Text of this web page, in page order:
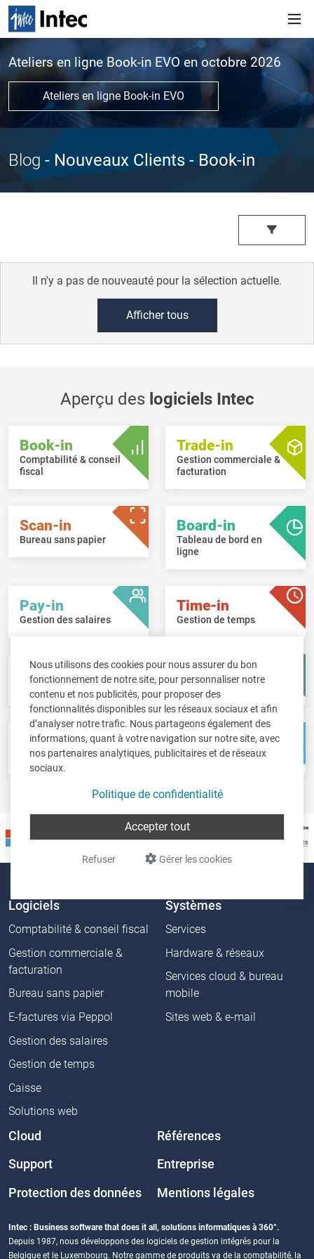
Nous utilisons des cookies pour nous assurer du bon
fonctionnement de notre site, pour personnaliser notre
contenu et nos publicités, pour proposer des
fonctionnalités disponibles sur les réseaux sociaux et afin
d’analyser notre trafic. Nous partageons également des
informations, quant à votre navigation sur notre site, avec
nos partenaires analytiques, publicitaires et de réseaux
sociaux.
Politique de confidentialité
Gérer les cookies
Refuser
Accepter tout
Ateliers en ligne Book-in EVO en octobre 2026
Ateliers en ligne Book-in EVO
Blog - Nouveaux Clients- Book-in
Il n'y a pas de nouveauté pour la sélection actuelle.
Afficher tous
Aperçu des logiciels Intec
Book-in
Comptabilité & conseil
fiscal
Trade-in
Gestion commerciale &
facturation
Scan-in
Bureau sans papier
Board-in
Tableau de bord en
ligne
Pay-in
Gestion des salaires
Time-in
Gestion de temps
Fisc-in
Déclarations fiscales
Account-in
Comptes annuels
Pos-in
Caisse
Net-in
Solutions web
Logiciels
Comptabilité & conseil fiscal
Gestion commerciale &
facturation
Bureau sans papier
E-factures via Peppol
Gestion des salaires
Gestion de temps
Caisse
Solutions web
Systèmes
Services
Hardware & réseaux
Services cloud & bureau
mobile
Sites web & e-mail
Cloud Références
Support Entreprise
Protection des données Mentions légales
Intec : Business software that does it all, solutions informatiques à 360°.
Depuis 1987, nous développons des logiciels de gestion intégrés pour la
Belgique et le Luxembourg. Notre gamme de produits va de la comptabilité, la